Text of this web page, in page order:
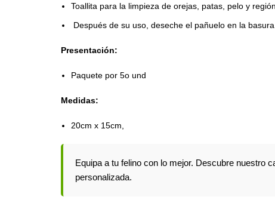
Toallita para la limpieza de orejas, patas, pelo y
Después de su uso, deseche el pañuelo en la basura.
Presentación:
Paquete por 5o und
Medidas:
20cm x 15cm,
Equipa a tu felino con lo mejor. Descubre nuestro
personalizada.